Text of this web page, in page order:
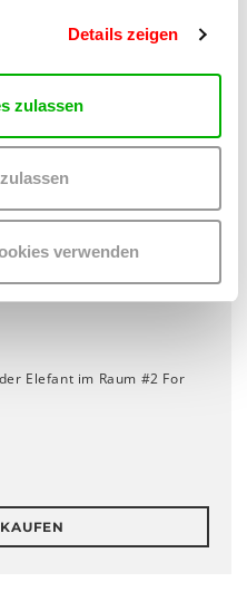
Details zeigen
zulassen
verwenden
Elefant im Raum #2 For